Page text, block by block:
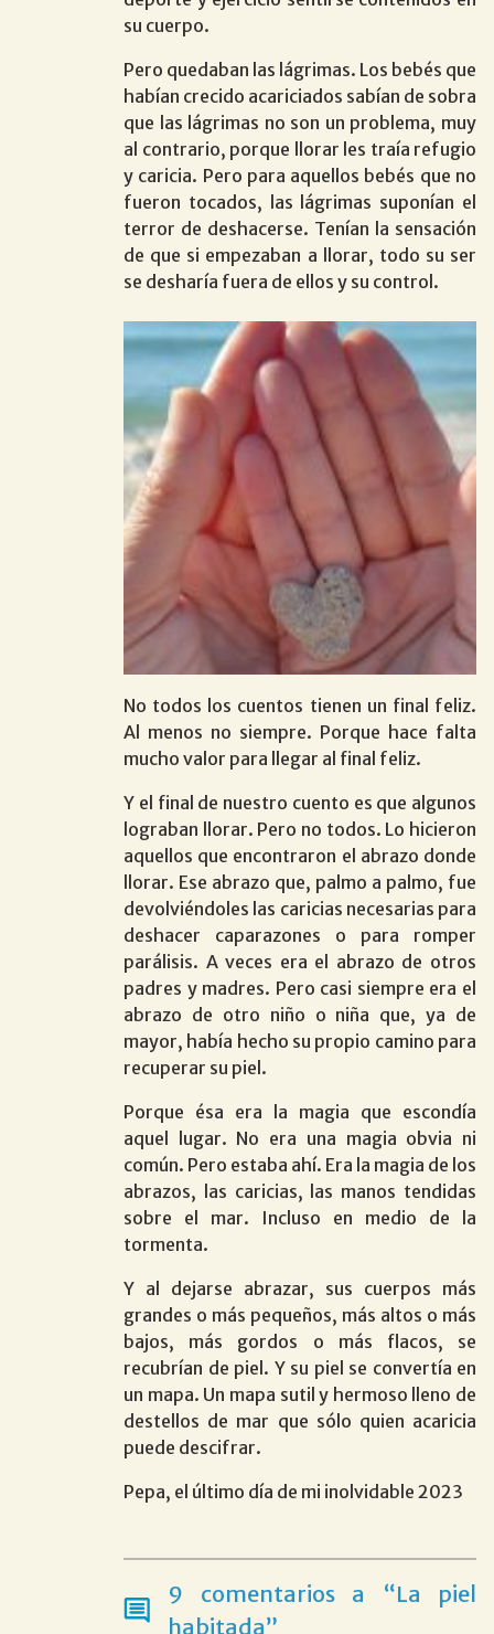
su cuerpo.
Pero quedaban las lágrimas. Los bebés que
habían crecido acariciados sabían de sobra
que las lágrimas no son un problema, muy
al contrario, porque llorar les traía refugio
y caricia. Pero para aquellos bebés que no
fueron tocados, las lágrimas suponían el
terror de deshacerse. Tenían la sensación
de que si empezaban a llorar, todo su ser
se desharía fuera de ellos y su control.
No todos los cuentos tienen un final feliz.
Al menos no siempre. Porque hace falta
mucho valor para llegar al final feliz.
Y el final de nuestro cuento es que algunos
lograban llorar. Pero no todos. Lo hicieron
aquellos que encontraron el abrazo donde
llorar. Ese abrazo que, palmo a palmo, fue
devolviéndoles las caricias necesarias para
deshacer caparazones o para romper
parálisis. A veces era el abrazo de otros
padres y madres. Pero casi siempre era el
abrazo de otro niño o niña que, ya de
mayor, había hecho su propio camino para
recuperar su piel.
Porque ésa era la magia que escondía
aquel lugar. No era una magia obvia ni
común. Pero estaba ahí. Era la magia de los
abrazos, las caricias, las manos tendidas
sobre el mar. Incluso en medio de la
tormenta.
Y al dejarse abrazar, sus cuerpos más
grandes o más pequeños, más altos o más
bajos, más gordos o más flacos, se
recubrían de piel. Y su piel se convertía en
un mapa. Un mapa sutil y hermoso lleno de
destellos de mar que sólo quien acaricia
puede descifrar.
Pepa, el último día de mi inolvidable 2023
9 comentarios a “La piel
habitada”